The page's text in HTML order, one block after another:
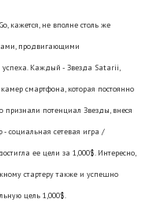
кажется, не вполне столь же
продвигающими
успеха. Каждый - Звезда Satarii,
смартфона, которая постоянно
признали потенциал Звезды, внеся
социальная сетевая игра /
ее цели за 1,000$. Интересно,
стартеру также и успешно
цель 1,000$.